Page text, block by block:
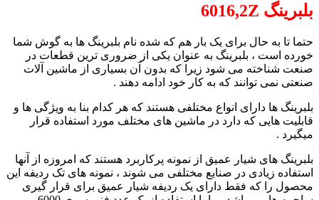
بلبرینگ 6016,2Z
حتما تا به حال برای یک بار هم که شده نام بلبرینگ ها به گوش شما
خورده است ، بلبرینگ به عنوان یکی از ضروری ترین قطعات در
صنعت شناخته می شود زیرا که بدون آن بسیاری از ماشین آلات
صنعتی نمی توانند که به کار خود ادامه دهند .
بلبرینگ ها دارای انواع مختلفی هستند که هر کدام بنا به ویژگی ها و
قابلیت هایی که دارد در ماشین های مختلف مورد استفاده قرار
میگیرد .
بلبرینگ های شیار عمیق از نمونه پرکاربرد هستند که امروزه از آنها
استفاده زیادی در صنایع مختلفی می شوند ،‌ نمونه های تک ردیفه این
محصول را که فقط دارای یک ردیفه شیار عمیق برای قرار گیری